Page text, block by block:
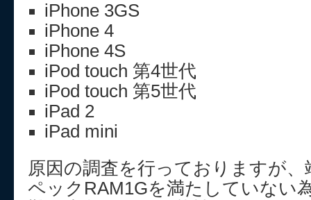
iPhone 3GS
iPhone 4
iPhone 4S
iPod touch 第4世代
iPod touch 第5世代
iPad 2
iPad mini
原因の調査を行っておりますが
ペックRAM1Gを満たしていない